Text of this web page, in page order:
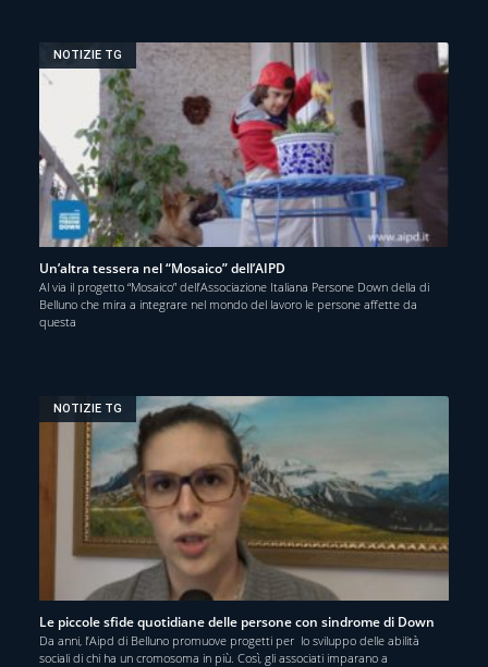
NOTIZIE TG
Un’altra tessera nel “Mosaico” dell’AIPD
Al via il progetto “Mosaico” dell’Associazione Italiana Persone Down della di
Belluno che mira a integrare nel mondo del lavoro le persone affette da
questa
NOTIZIE TG
Le piccole sfide quotidiane delle persone con sindrome di Down
Da anni, l’Aipd di Belluno promuove progetti per lo sviluppo delle abilità
sociali di chi ha un cromosoma in più. Così, gli associati imparano a